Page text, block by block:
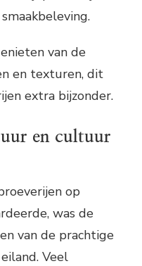
van de
en texturen, dit
extra bijzonder.
en cultuur
op
was de
van de prachtige
Veel